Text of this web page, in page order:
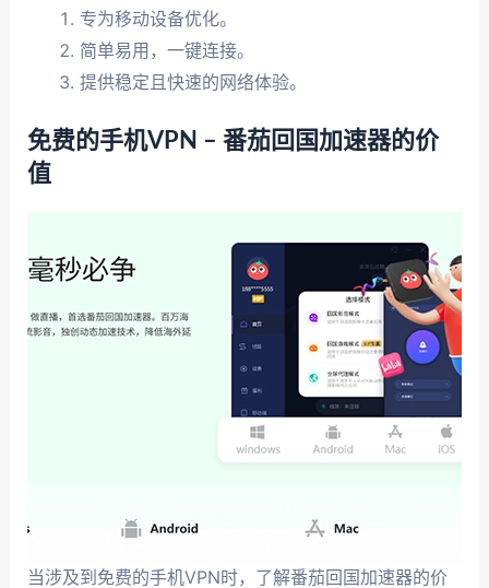
专为移动设备优化。
简单易用，一键连接。
提供稳定且快速的网络体验。
免费的手机VPN – 番茄回国加速器的价
值
当涉及到免费的手机VPN时，了解番茄回国加速器的价